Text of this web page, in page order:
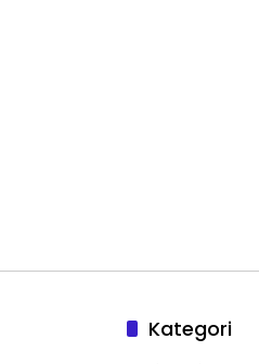
Kategori